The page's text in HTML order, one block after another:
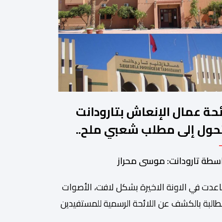
عمال الإنعاش بتارودانت
إلى مطلب شعبي ملح..
يجيب؟.
تارودانت: موسى محراز
في الاونة الاخيرة بشكل لافت، الأصوات
بالكشف عن اللائحة الرسمية للمستفيدين